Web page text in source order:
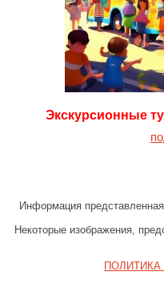
Экскурсионные
Информация
Некоторые изображения,
ПОЛИТИКА